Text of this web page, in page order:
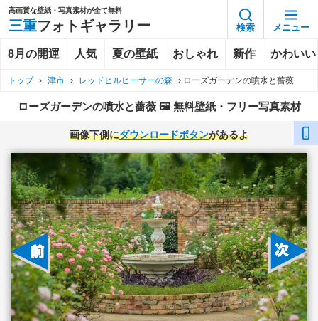
高画質な壁紙・写真素材が全て無料
三重フォトギャラリー 検索 メニュー
8月の開運 人気 夏の壁紙 おしゃれ 新作 かわいい
トップ › 津市 › レッドヒルヒーサーの森 › ローズガーデンの噴水と薔薇
ローズガーデンの噴水と薔薇 🖼️ 無料壁紙・フリー写真素材
画像下側にダウンロードボタンがあるよ